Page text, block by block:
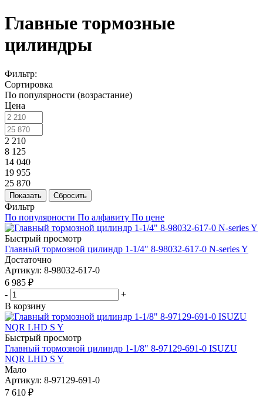
Главные тормозные
цилиндры
Фильтр:
Сортировка
По популярности (возрастание)
Цена
2 210
8 125
14 040
19 955
25 870
Показать Сбросить
Фильтр
По популярности По алфавиту По цене
Быстрый просмотр
Главный тормозной цилиндр 1-1/4" 8-98032-617-0 N-series Y
Достаточно
Артикул: 8-98032-617-0
6 985 ₽
-
+
В корзину
Быстрый просмотр
Главный тормозной цилиндр 1-1/8" 8-97129-691-0 ISUZU
NQR LHD S Y
Мало
Артикул: 8-97129-691-0
7 610 ₽